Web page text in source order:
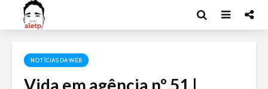
NOTÍCIAS DA WEB
Vida em agência nº 51 |